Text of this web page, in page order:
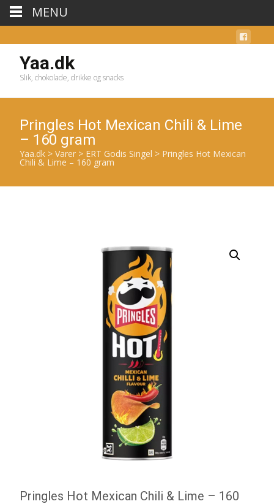
Yaa.dk
Slik, chokolade, drikke og snacks
Pringles Hot Mexican Chili & Lime
– 160 gram
Yaa.dk > Varer > ERT Godis Singel > Pringles Hot Mexican
Chili & Lime – 160 gram
Pringles Hot Mexican Chili & Lime – 160
MENU